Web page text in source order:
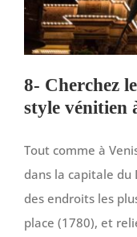
8- Cherchez
style vénitien
Tout comme à
dans la capitale du
des endroits les
place (1780), et